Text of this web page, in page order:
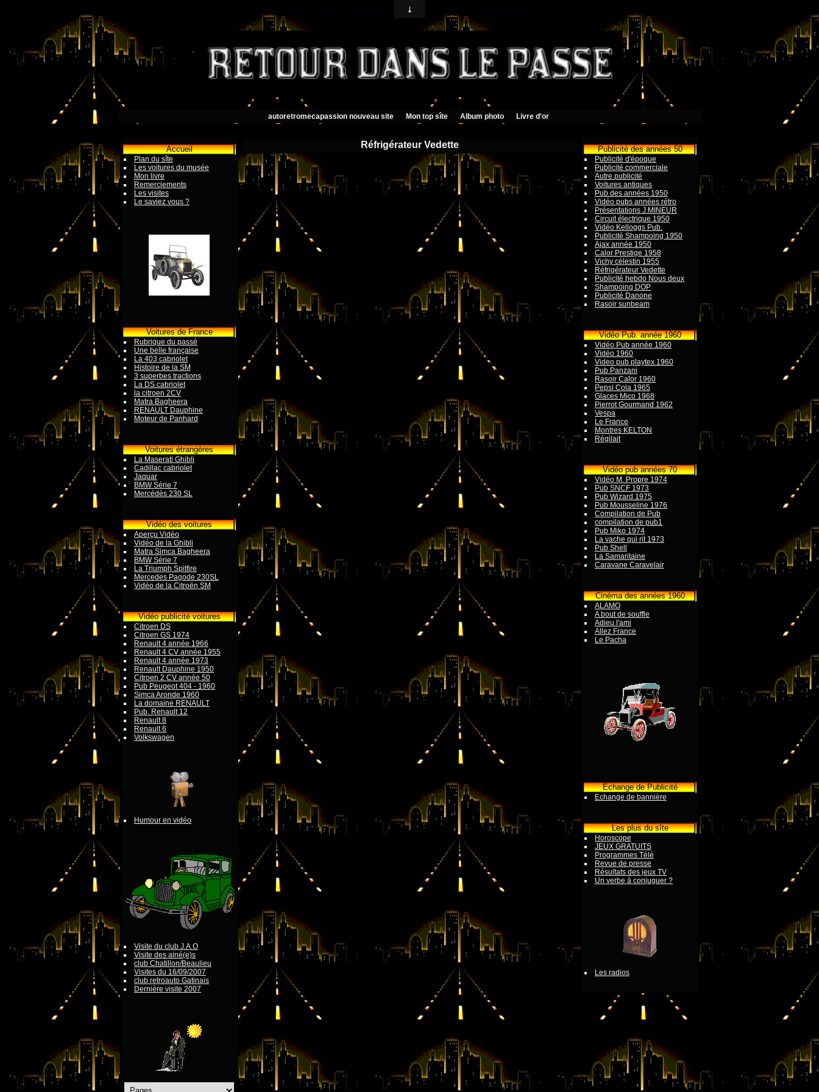
Vailly sur Sauldre musée rétromécanique
autoretromecapassion nouveau site Mon top sîte Album photo Livre d'or
Accueil
Plan du sîte
Les voitures du musée
Mon livre
Remerciements
Les visites
Le saviez vous ?
Voitures de France
Rubrique du passé
Une belle française
La 403 cabriolet
Histoire de la SM
3 superbes tractions
La DS cabriolet
la citroen 2CV
Matra Bagheera
RENAULT Dauphine
Moteur de Panhard
Voitures étrangères
La Maserati Ghibli
Cadillac cabriolet
Jaquar
BMW Série 7
Mercédès 230 SL
Vidéo des voitures
Aperçu Vidéo
Vidéo de la Ghibli
Matra Simca Bagheera
BMW Série 7
La Triumph Spitfire
Mercedes Pagode 230SL
Vidéo de la Citroën SM
Vidéo publicité voitures
Citroen DS
Citroen GS 1974
Renault 4 année 1966
Renault 4 CV année 1955
Renault 4 année 1973
Renault Dauphine 1950
Citroen 2 CV année 50
Pub Peugeot 404 - 1960
Simca Aronde 1960
La domaine RENAULT
Pub. Renault 12
Renault 8
Renault 6
Volkswagen
Humour en vidéo
Visite du club J.A.O
Visite des ainé(e)s
club Chatillon/Beaulieu
Visites du 16/09/2007
club retroauto Gatinais
Dernière visite 2007
Publicité des années 50
Publicité d'époque
Publicité commerciale
Autre publicité
Voitures antiques
Pub des années 1950
Vidéo pubs années rétro
Présentations J.MINEUR
Circuit électrique 1950
Vidéo Kelloggs Pub.
Publicité Shampoing 1950
Ajax année 1950
Calor Prestige 1958
Vichy célestin 1955
Réfrigérateur Vedette
Publicité hebdo Nous deux
Shampoing DOP
Publicité Danone
Rasoir sunbeam
Vidéo Pub. année 1960
Vidéo Pub année 1960
Vidéo 1960
Video pub playtex 1960
Pub Panzani
Rasoir Calor 1960
Pepsi Cola 1965
Glaces Mico 1968
Pierrot Gourmand 1962
Vespa
Le France
Montres KELTON
Régilait
Vidéo pub années 70
Vidéo M. Propre 1974
Pub SNCF 1973
Pub Wizard 1975
Pub Mousseline 1976
Compilation de Pub
compilation de pub1
Pub Miko 1974
La vache qui rit 1973
Pub Shell
La Samaritaine
Caravane Caravelair
Cinéma des années 1960
ALAMO
A bout de souffle
Adieu l'ami
Allez France
Le Pacha
Echange de Publicité
Echange de bannière
Les plus du sîte
Horoscope
JEUX GRATUITS
Programmes Télé
Revue de presse
Résultats des jeux TV
Un verbe à conjuguer ?
Les radios
Réfrigérateur Vedette